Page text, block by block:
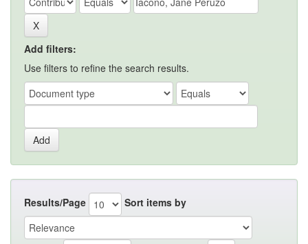
Add filters:
Use filters to refine the search results.
Results/Page Sort items by